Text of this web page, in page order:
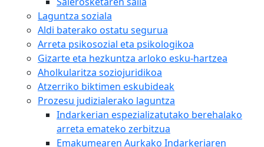
Laguntza soziala
Aldi baterako ostatu segurua
Arreta psikosozial eta psikologikoa
Gizarte eta hezkuntza arloko esku-hartzea
Aholkularitza soziojuridikoa
Atzerriko biktimen eskubideak
Prozesu judizialerako laguntza
Indarkerian espezializatutako berehalako
arreta emateko zerbitzua
Emakumearen Aurkako Indarkeriaren